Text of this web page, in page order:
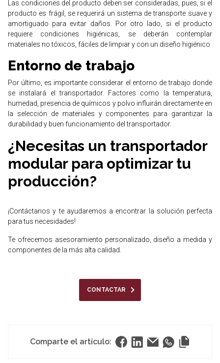
Las condiciones del producto deben ser consideradas, pues, si el
producto es frágil, se requerirá un sistema de transporte suave y
amortiguado para evitar daños. Por otro lado, si el producto
requiere condiciones higiénicas, se deberán contemplar
materiales no tóxicos, fáciles de limpiar y con un diseño higiénico
Entorno de trabajo
Por último, es importante considerar el entorno de trabajo donde
se instalará el transportador. Factores como la temperatura,
humedad, presencia de químicos y polvo influirán directamente en
la selección de materiales y componentes para garantizar la
durabilidad y buen funcionamiento del transportador.
¿Necesitas un transportador
modular para optimizar tu
producción?
¡Contáctanos y te ayudaremos a encontrar la solución perfecta
para tus necesidades!
Te ofrecemos asesoramiento personalizado, diseño a medida y
componentes de la más alta calidad.
CONTACTAR
Comparte el artículo: